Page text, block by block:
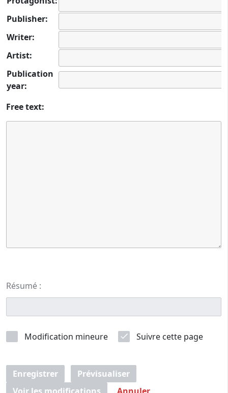
Publisher:
Writer:
Artist:
Publication
year:
Free text:
Résumé :
Modification mineure Suivre cette page
Enregistrer
Prévisualiser